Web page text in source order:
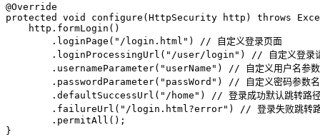
@Override
protected
void configure (HttpSecurity http) throws
    http.formLogin()
        .loginPage(
"/login.html" )
// 自定义登录页面
        .loginProcessingUrl(
"/user/login" )
// 自定义登录
        .usernameParameter(
"userName" )
// 自定义用户名参
        .passwordParameter(
"passWord" )
// 自定义密码参数
        .defaultSuccessUrl(
"/home" )
// 登录成功默认跳转路
        .failureUrl(
"/login.html?error" )
// 登录失败跳转
        .permitAll();
}